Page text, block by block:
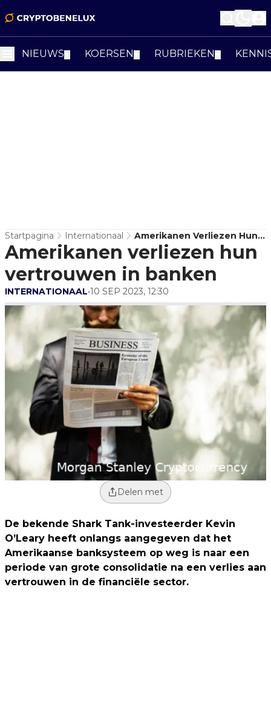
NIEUWS KOERSEN RUBRIEKEN
Startpagina Internationaal
Amerikanen Verliezen Hun
Vertrouwen In Banken
Amerikanen verliezen hun
vertrouwen in banken
INTERNATIONAAL•10 SEP 2023, 12:30
Delen met
De bekende Shark Tank-investeerder Kevin
O’Leary heeft onlangs aangegeven dat het
Amerikaanse banksysteem op weg is naar een
periode van grote consolidatie na een verlies aan
vertrouwen in de financiële sector.